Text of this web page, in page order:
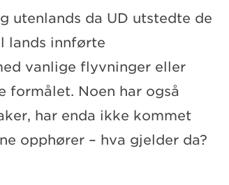
utenlands da UD utstedte de
lands innførte
vanlige flyvninger eller
formålet. Noen har også
har enda ikke kommet
opphører – hva gjelder da?